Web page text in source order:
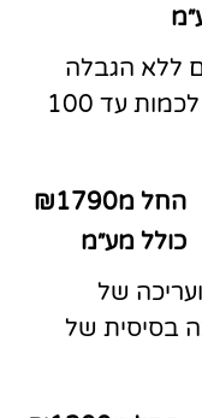
ללא הגבלה
לאירוע ערב עד 2.5 שעות. מיועד לכמות עד 100
החל מ₪1790
כולל מע״מ
של
בסיסית של